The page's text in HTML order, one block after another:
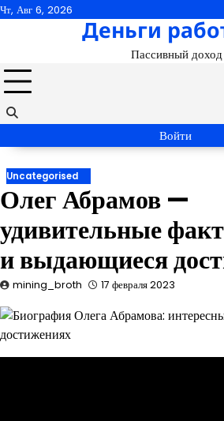
Перейти
Чт, Авг 6, 2026
Деньги
Пассивный доход
Войти
Uncategorised
Олег Абрамов —
удивительные
и выдающиеся
mining_broth 17 февраля 2023